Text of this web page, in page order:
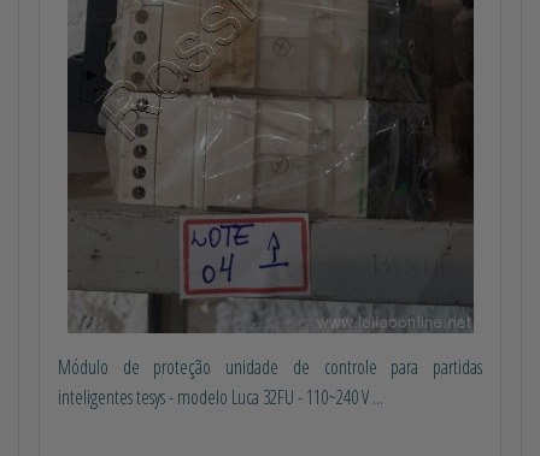
Módulo de proteção unidade de controle para partidas
inteligentes tesys - modelo Luca 32FU - 110~240 V ...